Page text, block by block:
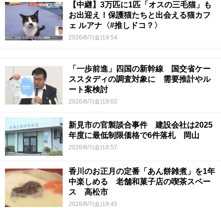
【中継】3万匹に1匹「オスの三毛猫」も
お出迎え！保護猫たちと出会える猫カフ
ェ ルアナ〈#推しドコ？〉
2026/8/7(金)19:54
「一歩前進」四国の新幹線 国交省ケー
ススタディの調査対象に 需要推計やル
ート案検討
2026/8/7(金)19:02
新見市の官製談合事件 建設会社は2025
年度に最低制限価格で6件落札 岡山
2026/8/7(金)18:57
香川のお正月の定番「あん餅雑煮」を1年
中楽しめる 老舗和菓子店の喫茶スペー
ス 高松市
2026/8/7(金)18:45